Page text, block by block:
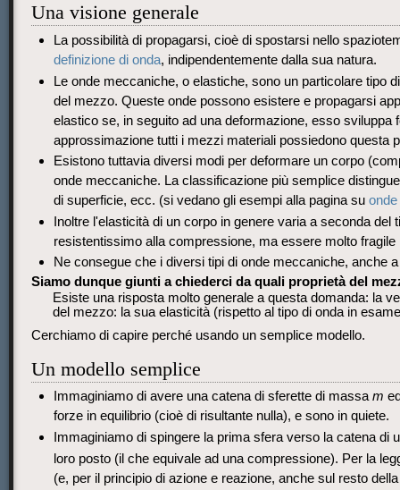
Una visione generale
La possibilità di propagarsi, cioè di spostarsi nello
definizione di onda, indipendentemente dalla sua natura.
Le onde meccaniche, o elastiche, sono un particolare tipo
del mezzo. Queste onde possono esistere e propagarsi
elastico se, in seguito ad una deformazione, esso
approssimazione tutti i mezzi materiali possiedono questa
Esistono tuttavia diversi modi per deformare un corpo
onde meccaniche. La classificazione più semplice
di superficie, ecc. (si vedano gli esempi alla pagina su
Inoltre l'elasticità di un corpo in genere varia a seconda
resistentissimo alla compressione, ma essere molto fragile
Ne consegue che i diversi tipi di onde meccaniche, anche
Siamo dunque giunti a chiederci da quali proprietà del
Esiste una risposta molto generale a questa domanda: la
del mezzo: la sua elasticità (rispetto al tipo di onda in
Cerchiamo di capire perché usando un semplice modello.
Un modello semplice
Immaginiamo di avere una catena di sferette di massa m
forze in equilibrio (cioè di risultante nulla), e sono in quiete.
Immaginiamo di spingere la prima sfera verso la catena di
loro posto (il che equivale ad una compressione). Per la
(e, per il principio di azione e reazione, anche sul resto